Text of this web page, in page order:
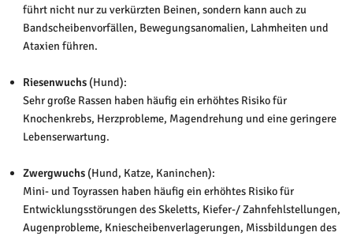
führt nicht nur zu verkürzten Beinen, sondern kann auch zu
Bandscheibenvorfällen, Bewegungsanomalien, Lahmheiten und
Ataxien führen.
Riesenwuchs (Hund):
Sehr große Rassen haben häufig ein erhöhtes Risiko für
Knochenkrebs, Herzprobleme, Magendrehung und eine geringere
Lebenserwartung.
Zwergwuchs (Hund, Katze, Kaninchen):
Mini- und Toyrassen haben häufig ein erhöhtes Risiko für
Entwicklungsstörungen des Skeletts, Kiefer-/ Zahnfehlstellungen,
Augenprobleme, Kniescheibenverlagerungen, Missbildungen des